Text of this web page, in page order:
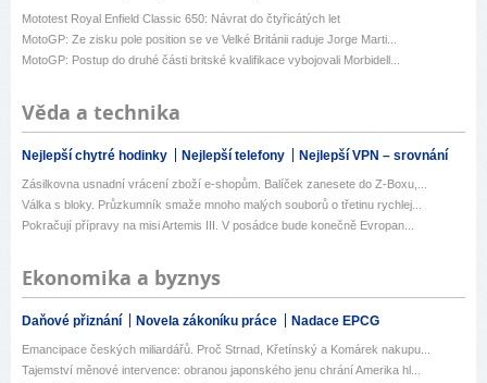
Mototest Royal Enfield Classic 650: Návrat do čtyřicátých let
MotoGP: Ze zisku pole position se ve Velké Británii raduje Jorge Marti...
MotoGP: Postup do druhé části britské kvalifikace vybojovali Morbidell...
Věda a technika
Nejlepší chytré hodinky Nejlepší telefony Nejlepší VPN – srovnání
Zásilkovna usnadní vrácení zboží e-shopům. Balíček zanesete do Z-Boxu,...
Válka s bloky. Průzkumník smaže mnoho malých souborů o třetinu rychlej...
Pokračují přípravy na misi Artemis III. V posádce bude konečně Evropan...
Ekonomika a byznys
Daňové přiznání Novela zákoníku práce Nadace EPCG
Emancipace českých miliardářů. Proč Strnad, Křetínský a Komárek nakupu...
Tajemství měnové intervence: obranou japonského jenu chrání Amerika hl...